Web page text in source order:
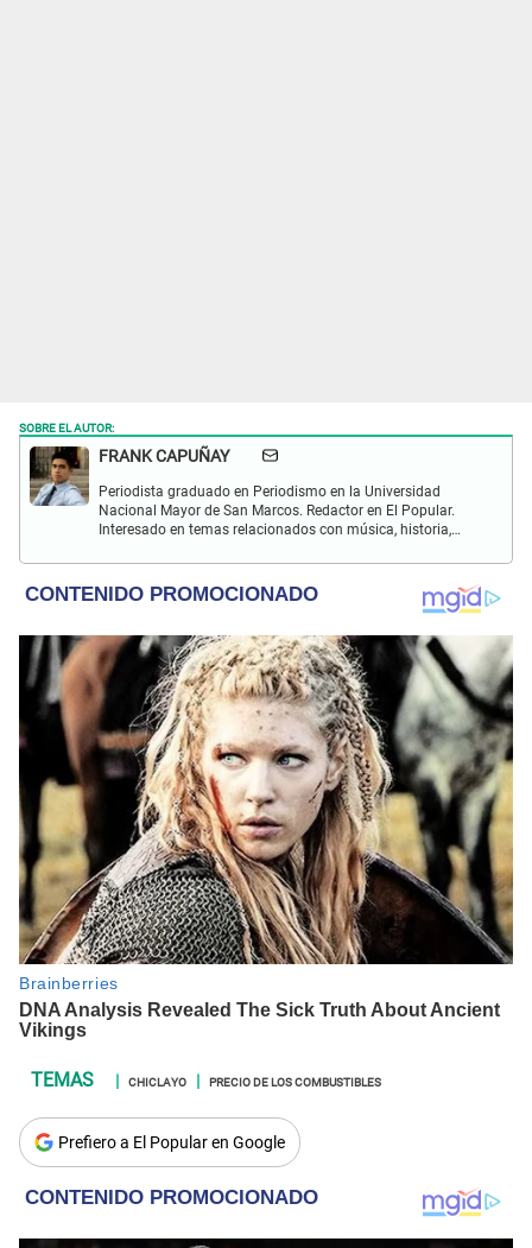
SOBRE EL AUTOR:
FRANK CAPUÑAY
Periodista graduado en Periodismo en la Universidad
Nacional Mayor de San Marcos. Redactor en El Popular.
Interesado en temas relacionados con música, historia,
CHICLAYO PRECIO DE LOS COMBUSTIBLES
Prefiero a El Popular en Google